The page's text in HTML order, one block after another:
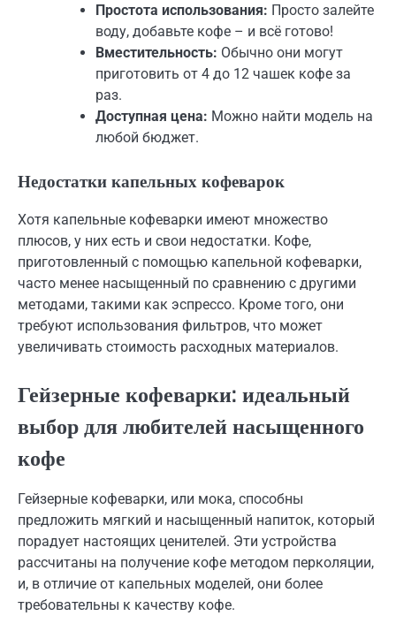
Простота использования: Просто залейте
воду, добавьте кофе – и всё готово!
Вместительность: Обычно они могут
приготовить от 4 до 12 чашек кофе за
раз.
Доступная цена: Можно найти модель на
любой бюджет.
Недостатки капельных кофеварок
Хотя капельные кофеварки имеют множество
плюсов, у них есть и свои недостатки. Кофе,
приготовленный с помощью капельной кофеварки,
часто менее насыщенный по сравнению с другими
методами, такими как эспрессо. Кроме того, они
требуют использования фильтров, что может
увеличивать стоимость расходных материалов.
Гейзерные кофеварки: идеальный
выбор для любителей насыщенного
кофе
Гейзерные кофеварки, или мока, способны
предложить мягкий и насыщенный напиток, который
порадует настоящих ценителей. Эти устройства
рассчитаны на получение кофе методом перколяции,
и, в отличие от капельных моделей, они более
требовательны к качеству кофе.